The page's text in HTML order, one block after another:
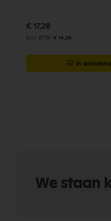
€ 17,28
€ 14,28
In
We staan